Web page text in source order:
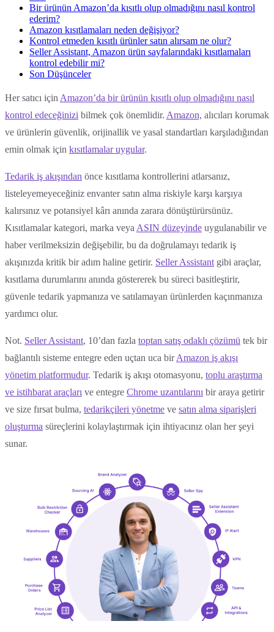
Bir ürünün Amazon’da kısıtlı olup olmadığını nasıl kontrol
ederim?
Amazon kısıtlamaları neden değişiyor?
Kontrol etmeden kısıtlı ürünler satın alırsam ne olur?
Seller Assistant, Amazon ürün sayfalarındaki kısıtlamaları
kontrol edebilir mi?
Son Düşünceler
Her satıcı için Amazon’da bir ürünün kısıtlı olup olmadığını nasıl
kontrol edeceğinizi bilmek çok önemlidir. Amazon, alıcıları korumak
ve ürünlerin güvenlik, orijinallik ve yasal standartları karşıladığından
emin olmak için kısıtlamalar uygular.
Tedarik iş akışından önce kısıtlama kontrollerini atlarsanız,
listeleyemeyeceğiniz envanter satın alma riskiyle karşı karşıya
kalırsınız ve potansiyel kârı anında zarara dönüştürürsünüz.
Kısıtlamalar kategori, marka veya ASIN düzeyinde uygulanabilir ve
haber verilmeksizin değişebilir, bu da doğrulamayı tedarik iş
akışınızda kritik bir adım haline getirir. Seller Assistant gibi araçlar,
kısıtlama durumlarını anında göstererek bu süreci basitleştirir,
güvenle tedarik yapmanıza ve satılamayan ürünlerden kaçınmanıza
yardımcı olur.
Not. Seller Assistant, 10’dan fazla toptan satış odaklı çözümü tek bir
bağlantılı sisteme entegre eden uçtan uca birAmazon iş akışı
yönetim platformudur. Tedarik iş akışı otomasyonu, toplu araştırma
ve istihbarat araçları ve entegre Chrome uzantılarını bir araya getirir
ve size fırsat bulma, tedarikçileri yönetme ve satın alma siparişleri
oluşturma süreçlerini kolaylaştırmak için ihtiyacınız olan her şeyi
sunar.